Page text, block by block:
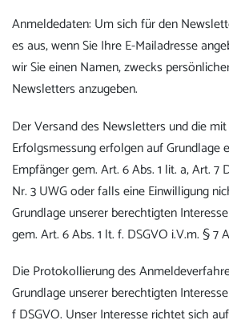
Anmeldedaten: Um sich für den
es aus, wenn Sie Ihre E-Mailadresse
wir Sie einen Namen, zwecks
Newsletters anzugeben.
Der Versand des Newsletters und die
Erfolgsmessung erfolgen auf Grundlage
Empfänger gem. Art. 6 Abs. 1 lit. a, Art. 7
Nr. 3 UWG oder falls eine Einwilligung
Grundlage unserer berechtigten
gem. Art. 6 Abs. 1 lt. f. DSGVO i.V.m. § 7
Die Protokollierung des
Grundlage unserer berechtigten
f DSGVO. Unser Interesse richtet sich